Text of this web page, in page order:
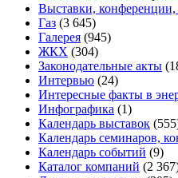
Выставки, конференции,
Газ (3 645)
Галерея (945)
ЖКХ (304)
Законодательные акты
Интервью (24)
Интересные факты в
Инфографика (1)
Календарь выставок
Календарь семинаров,
Календарь событий (9)
Каталог компаний (2